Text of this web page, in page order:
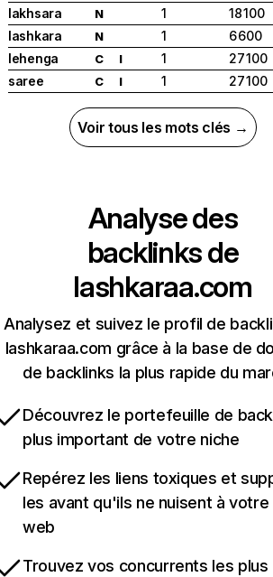
lakhsara
N 1
18 100
lashkara
N 1
6 600
lehenga
C I 1
27 100
saree
C I 1 27 100
Voir tous les mots clés →
Analyse des
backlinks de
lashkaraa.com
Analysez et suivez le profil de
lashkaraa.com grâce à la base de
de backlinks la plus rapide du
Découvrez le portefeuille de
plus important de votre niche
Repérez les liens toxiques et
les avant qu'ils ne nuisent à
web
Trouvez vos concurrents les